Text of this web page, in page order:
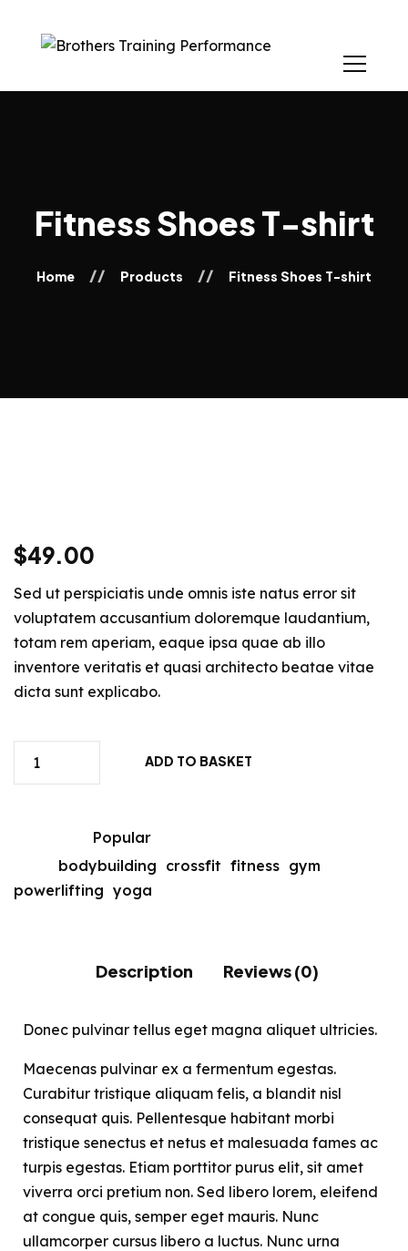
Fitness Shoes T-shirt
Home Products Fitness Shoes T-shirt
$49.00
Sed ut perspiciatis unde omnis iste natus error sit
voluptatem accusantium doloremque laudantium,
totam rem aperiam, eaque ipsa quae ab illo
inventore veritatis et quasi architecto beatae vitae
dicta sunt explicabo.
ADD TO BASKET
Popular
bodybuilding crossfit fitness gym
powerlifting yoga
Description Reviews (0)
Donec pulvinar tellus eget magna aliquet ultricies.
Maecenas pulvinar ex a fermentum egestas.
Curabitur tristique aliquam felis, a blandit nisl
consequat quis. Pellentesque habitant morbi
tristique senectus et netus et malesuada fames ac
turpis egestas. Etiam porttitor purus elit, sit amet
viverra orci pretium non. Sed libero lorem, eleifend
at congue quis, semper eget mauris. Nunc
ullamcorper cursus libero a luctus. Nunc urna